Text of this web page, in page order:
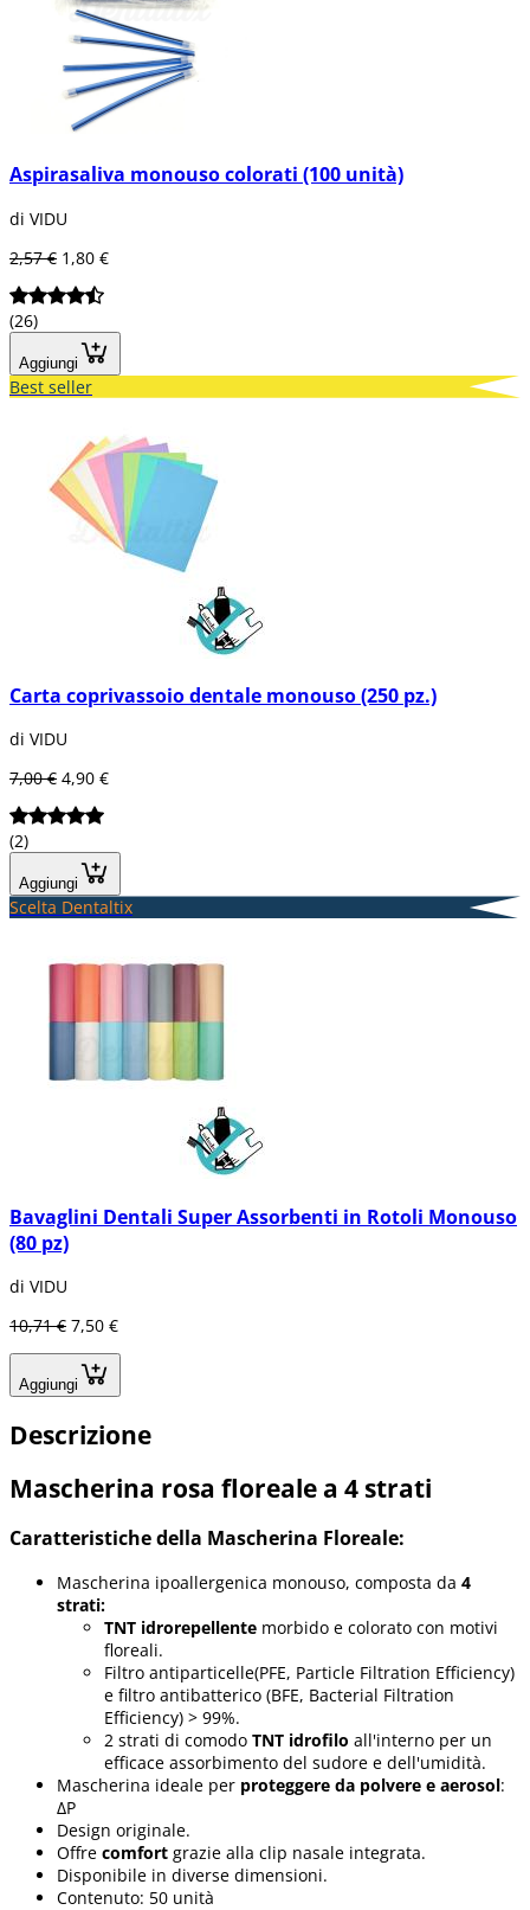
Aspirasaliva monouso colorati (100 unità)
di VIDU
2,57 € 1,80 €
(26)
Aggiungi
Best seller
Carta coprivassoio dentale monouso (250 pz.)
di VIDU
7,00 € 4,90 €
(2)
Aggiungi
Scelta Dentaltix
Bavaglini Dentali Super Assorbenti in Rotoli Monouso
(80 pz)
di VIDU
10,71 € 7,50 €
Aggiungi
Descrizione
Mascherina rosa floreale a 4 strati
Caratteristiche della Mascherina Floreale:
Mascherina ipoallergenica monouso, composta da 4
strati:
TNT idrorepellente morbido e colorato con motivi
floreali.
Filtro antiparticelle(PFE, Particle Filtration Efficiency)
e filtro antibatterico (BFE, Bacterial Filtration
Efficiency) > 99%.
2 strati di comodo TNT idrofilo all'interno per un
efficace assorbimento del sudore e dell'umidità.
Mascherina ideale per proteggere da polvere e aerosol:
ΔP
Design originale.
Offre comfort grazie alla clip nasale integrata.
Disponibile in diverse dimensioni.
Contenuto: 50 unità